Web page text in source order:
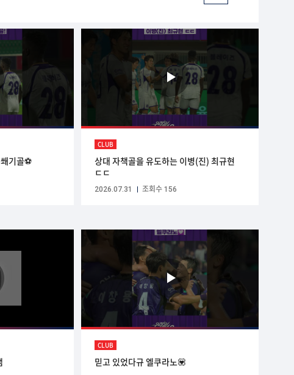
기골⚽
CLUB
상대 자책골을 유도하는 이병(진) 최규현
ㄷㄷ
2026.07.31 조회수 156
CLUB
믿고 있었다규 엘쿠라노💟